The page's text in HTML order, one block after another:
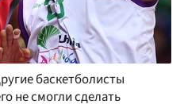
баскетболисты
не смогли сделать